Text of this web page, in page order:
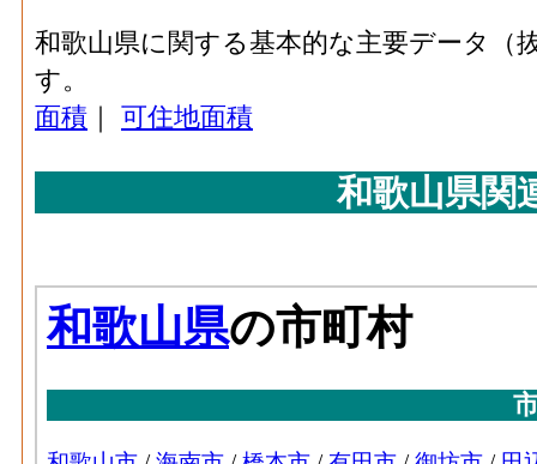
和歌山県に関する基本的な主要データ
す。
面積
可住地面積
和歌山県関